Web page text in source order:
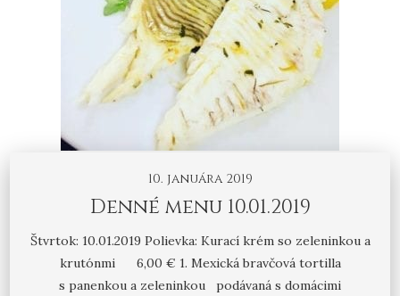
10. januára 2019
Denné menu 10.01.2019
Štvrtok: 10.01.2019 Polievka: Kurací krém so zeleninkou a
krutónmi 6,00 € 1. Mexická bravčová tortilla
s panenkou a zeleninkou podávaná s domácimi